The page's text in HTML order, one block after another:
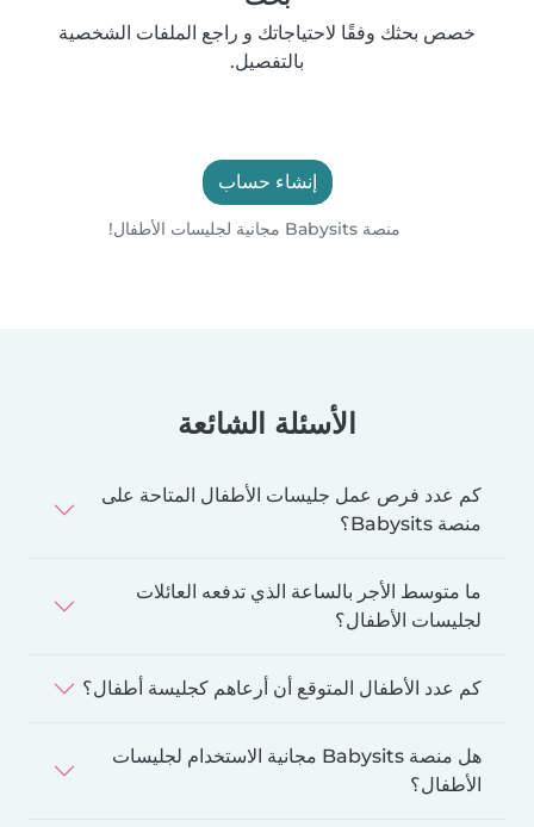
خصص بحثك وفقًا لاحتياجاتك و راجع الملفات الشخصية
بالتفصيل.
إنشاء حساب
منصة Babysits مجانية لجليسات الأطفال!
الأسئلة الشائعة
كم عدد فرص عمل جليسات الأطفال المتاحة على
منصة Babysits؟
ما متوسط الأجر بالساعة الذي تدفعه العائلات
لجليسات الأطفال؟
كم عدد الأطفال المتوقع أن أرعاهم كجليسة أطفال؟
هل منصة Babysits مجانية الاستخدام لجليسات
الأطفال؟